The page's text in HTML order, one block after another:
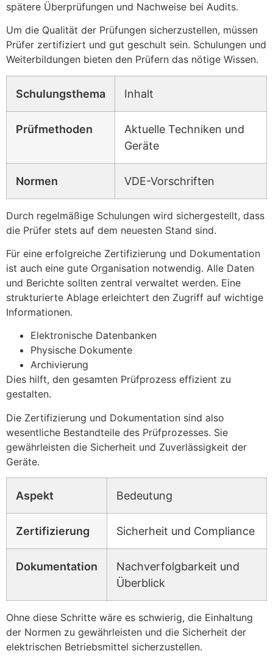
spätere Überprüfungen und Nachweise bei Audits.
Um die Qualität der Prüfungen sicherzustellen, müssen
Prüfer zertifiziert und gut geschult sein. Schulungen und
Weiterbildungen bieten den Prüfern das nötige Wissen.
Schulungsthema Inhalt
Prüfmethoden
Aktuelle Techniken und
Geräte
Normen VDE-Vorschriften
Durch regelmäßige Schulungen wird sichergestellt, dass
die Prüfer stets auf dem neuesten Stand sind.
Für eine erfolgreiche Zertifizierung und Dokumentation
ist auch eine gute Organisation notwendig. Alle Daten
und Berichte sollten zentral verwaltet werden. Eine
strukturierte Ablage erleichtert den Zugriff auf wichtige
Informationen.
Elektronische Datenbanken
Physische Dokumente
Archivierung
Dies hilft, den gesamten Prüfprozess effizient zu
gestalten.
Die Zertifizierung und Dokumentation sind also
wesentliche Bestandteile des Prüfprozesses. Sie
gewährleisten die Sicherheit und Zuverlässigkeit der
Geräte.
Aspekt Bedeutung
Zertifizierung Sicherheit und Compliance
Dokumentation
Nachverfolgbarkeit und
Überblick
Ohne diese Schritte wäre es schwierig, die Einhaltung
der Normen zu gewährleisten und die Sicherheit der
elektrischen Betriebsmittel sicherzustellen.